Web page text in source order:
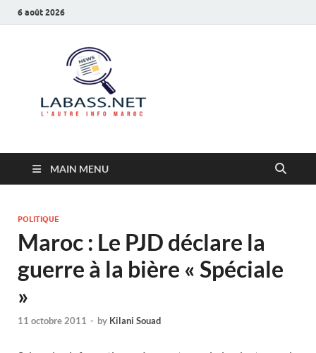
6 août 2026
MAIN MENU
POLITIQUE
Maroc : Le PJD déclare la
guerre à la bière « Spéciale
»
11 octobre 2011 - by Kilani Souad